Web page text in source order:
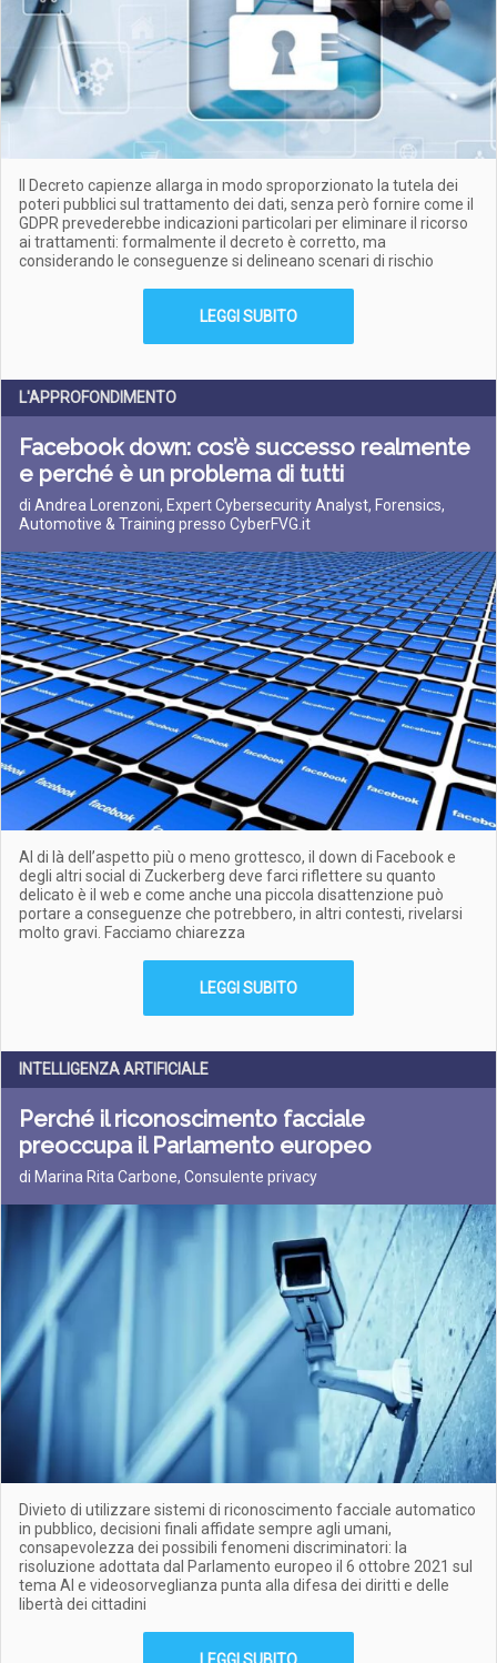
Il Decreto capienze allarga in modo sproporzionato la tutela dei
poteri pubblici sul trattamento dei dati, senza però fornire come il
GDPR prevederebbe indicazioni particolari per eliminare il ricorso
ai trattamenti: formalmente il decreto è corretto, ma
considerando le conseguenze si delineano scenari di rischio
LEGGI SUBITO
L'APPROFONDIMENTO
Facebook down: cos’è successo realmente
e perché è un problema di tutti
di Andrea Lorenzoni, Expert Cybersecurity Analyst, Forensics,
Automotive & Training presso CyberFVG.it
Al di là dell’aspetto più o meno grottesco, il down di Facebook e
degli altri social di Zuckerberg deve farci riflettere su quanto
delicato è il web e come anche una piccola disattenzione può
portare a conseguenze che potrebbero, in altri contesti, rivelarsi
molto gravi. Facciamo chiarezza
LEGGI SUBITO
INTELLIGENZA ARTIFICIALE
Perché il riconoscimento facciale
preoccupa il Parlamento europeo
di Marina Rita Carbone, Consulente privacy
Divieto di utilizzare sistemi di riconoscimento facciale automatico
in pubblico, decisioni finali affidate sempre agli umani,
consapevolezza dei possibili fenomeni discriminatori: la
risoluzione adottata dal Parlamento europeo il 6 ottobre 2021 sul
tema AI e videosorveglianza punta alla difesa dei diritti e delle
libertà dei cittadini